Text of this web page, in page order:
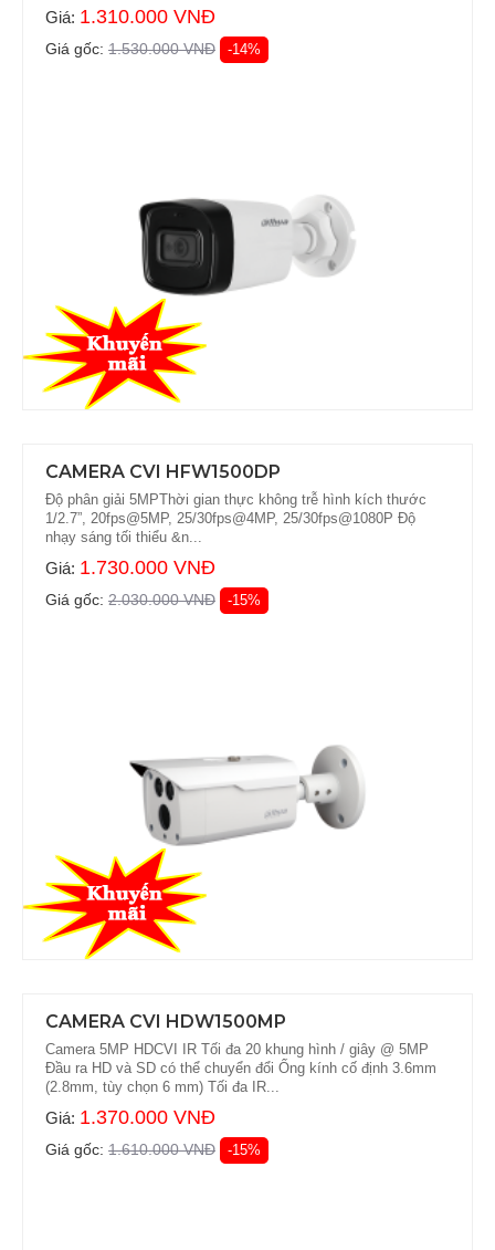
Giá: 1.310.000 VNĐ
Giá gốc: 1.530.000 VNĐ -14%
CAMERA CVI HFW1500DP
Độ phân giải 5MPThời gian thực không trễ hình kích thước
1/2.7”, 20fps@5MP, 25/30fps@4MP, 25/30fps@1080P Độ
nhạy sáng tối thiểu &n...
Giá: 1.730.000 VNĐ
Giá gốc: 2.030.000 VNĐ -15%
CAMERA CVI HDW1500MP
Camera 5MP HDCVI IR Tối đa 20 khung hình / giây @ 5MP
Đầu ra HD và SD có thể chuyển đổi Ống kính cố định 3.6mm
(2.8mm, tùy chọn 6 mm) Tối đa IR...
Giá: 1.370.000 VNĐ
Giá gốc: 1.610.000 VNĐ -15%